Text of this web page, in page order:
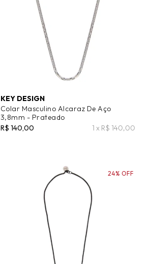
KEY DESIGN
Colar Masculino Alcaraz De Aço
3,8mm - Prateado
R$ 140,00
1 x R$ 140,00
24% OFF